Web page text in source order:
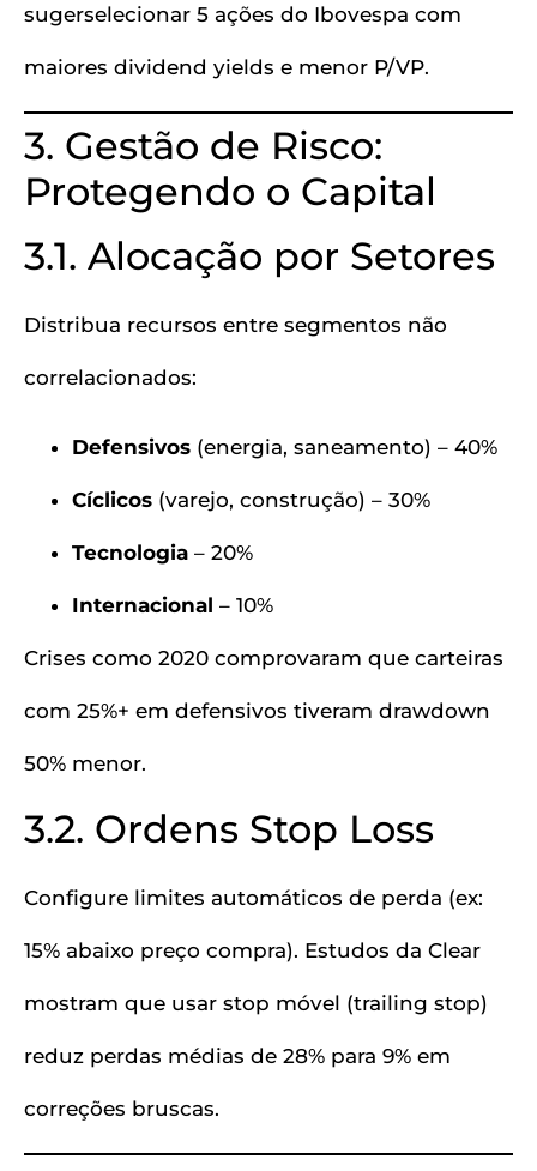
sugerselecionar 5 ações do Ibovespa com
maiores dividend yields e menor P/VP.
3. Gestão de Risco:
Protegendo o Capital
3.1. Alocação por Setores
Distribua recursos entre segmentos não
correlacionados:
Defensivos (energia, saneamento) – 40%
Cíclicos (varejo, construção) – 30%
Tecnologia – 20%
Internacional – 10%
Crises como 2020 comprovaram que carteiras
com 25%+ em defensivos tiveram drawdown
50% menor.
3.2. Ordens Stop Loss
Configure limites automáticos de perda (ex:
15% abaixo preço compra). Estudos da Clear
mostram que usar stop móvel (trailing stop)
reduz perdas médias de 28% para 9% em
correções bruscas.